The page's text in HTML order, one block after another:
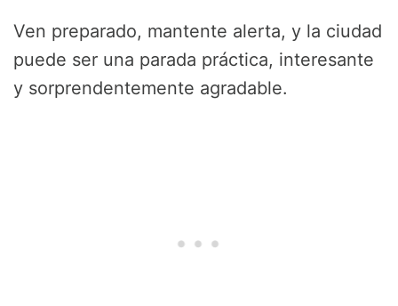
Ven preparado, mantente alerta, y la ciudad
puede ser una parada práctica, interesante
y sorprendentemente agradable.